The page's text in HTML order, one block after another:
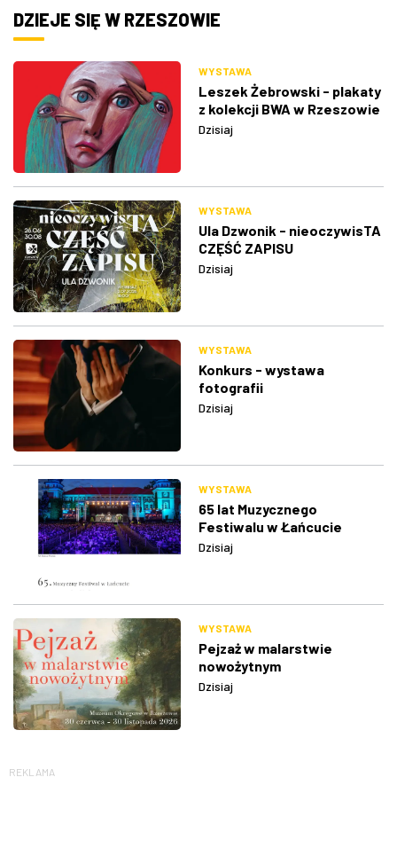
DZIEJE SIĘ W RZESZOWIE
WYSTAWA
Leszek Żebrowski - plakaty
z kolekcji BWA w Rzeszowie
Dzisiaj
WYSTAWA
Ula Dzwonik - nieoczywisTA
CZĘŚĆ ZAPISU
Dzisiaj
WYSTAWA
Konkurs - wystawa
fotografii
Dzisiaj
WYSTAWA
65 lat Muzycznego
Festiwalu w Łańcucie
Dzisiaj
WYSTAWA
Pejzaż w malarstwie
nowożytnym
Dzisiaj
REKLAMA